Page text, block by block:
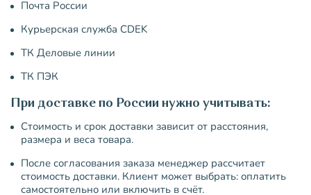
Почта России
Курьерская служба CDEK
ТК Деловые линии
ТК ПЭК
При доставке по России нужно учитывать:
Стоимость и срок доставки зависит от расстояния,
размера и веса товара.
После согласования заказа менеджер рассчитает
стоимость доставки. Клиент может выбрать: оплатить
самостоятельно или включить в счёт.